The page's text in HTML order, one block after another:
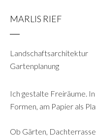
MARLIS RIEF
Landschaftsarchitektur
Gartenplanung
Ich gestalte Freiräume.
Formen, am Papier als
Ob Gärten,